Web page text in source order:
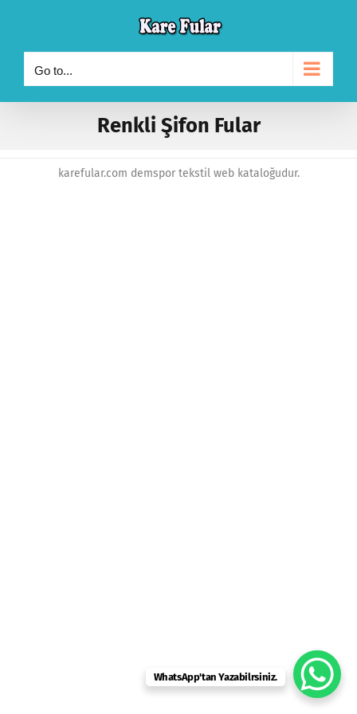
content
Go to...
Renkli Şifon Fular
karefular.com demspor tekstil web kataloğudur.
WhatsApp'tan Yazabilrsiniz.